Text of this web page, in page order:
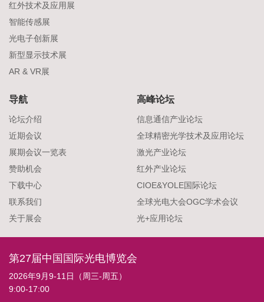
红外技术及应用展
智能传感展
光电子创新展
新型显示技术展
AR & VR展
导航
论坛介绍
近期会议
展期会议一览表
赞助机会
下载中心
联系我们
关于展会
高峰论坛
信息通信产业论坛
全球精密光学技术及应用论坛
激光产业论坛
红外产业论坛
CIOE&YOLE国际论坛
全球光电大会OGC学术会议
光+应用论坛
第27届中国国际光电博览会
2026年9月9-11日（周三-周五）
9:00-17:00